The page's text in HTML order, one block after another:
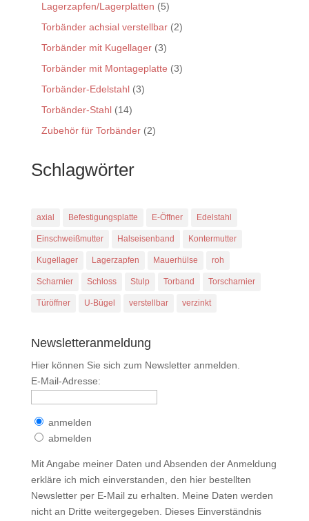
Lagerzapfen/Lagerplatten (5)
Torbänder achsial verstellbar(2)
Torbänder mit Kugellager(3)
Torbänder mit Montageplatte (3)
Torbänder-Edelstahl(3)
Torbänder-Stahl(14)
Zubehör für Torbänder(2)
Schlagwörter
axial Befestigungsplatte E-Öffner Edelstahl
Einschweißmutter Halseisenband Kontermutter
Kugellager Lagerzapfen Mauerhülse roh
Scharnier Schloss Stulp Torband Torscharnier
Türöffner U-Bügel verstellbar verzinkt
Newsletteranmeldung
Hier können Sie sich zum Newsletter anmelden.
E-Mail-Adresse:
anmelden
abmelden
Mit Angabe meiner Daten und Absenden der Anmeldung
erkläre ich mich einverstanden, den hier bestellten
Newsletter per E-Mail zu erhalten. Meine Daten werden
nicht an Dritte weitergegeben. Dieses Einverständnis